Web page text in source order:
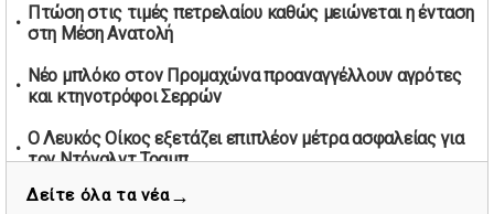
01/05/2026 | 13:20
στη μνήμη των επτά φιλάθλων
01/05/2026 | 13:03
Θεσσαλονίκη: Στο Ψυχιατρικό Νοσοκομείο ο 20χρονος
που πετούσε αντικείμενα από το μπαλκόνι
Πτώση στις τιμές πετρελαίου καθώς μειώνεται η ένταση
στη Μέση Ανατολή
Νέο μπλόκο στον Προμαχώνα προαναγγέλλουν αγρότες
και κτηνοτρόφοι Σερρών
Ο Λευκός Οίκος εξετάζει επιπλέον μέτρα ασφαλείας για
τον Ντόναλντ Τραμπ
Θεσσαλονίκη: Στο Ψυχιατρικό Νοσοκομείο ο 20χρονος
Δείτε όλα τα νέα→